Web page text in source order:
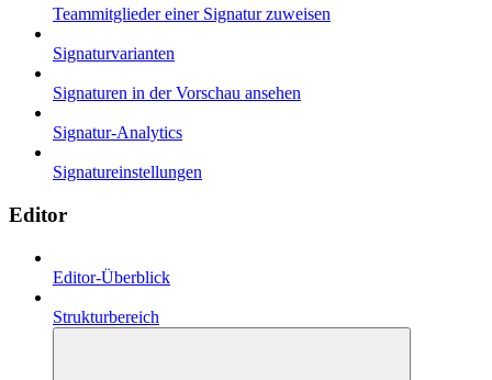
Teammitglieder einer Signatur zuweisen
Signaturvarianten
Signaturen in der Vorschau ansehen
Signatur-Analytics
Signatureinstellungen
Editor
Editor-Überblick
Strukturbereich